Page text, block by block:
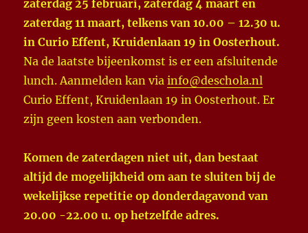
zaterdag 25 februari, zaterdag 4 maart en
zaterdag 11 maart, telkens van 10.00 – 12.30 u.
in Curio Effent, Kruidenlaan 19 in Oosterhout.
Na de laatste bijeenkomst is er een afsluitende
lunch. Aanmelden kan viainfo@deschola.nl
Curio Effent, Kruidenlaan 19 in Oosterhout. Er
zijn geen kosten aan verbonden.
Komen de zaterdagen niet uit, dan bestaat
altijd de mogelijkheid om aan te sluiten bij de
wekelijkse repetitie op donderdagavond van
20.00 -22.00 u. op hetzelfde adres.